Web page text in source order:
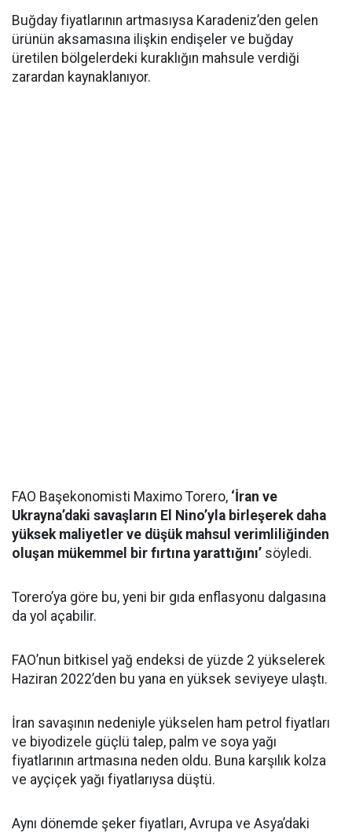
Buğday fiyatlarının artmasıysa Karadeniz’den gelen
ürünün aksamasına ilişkin endişeler ve buğday
üretilen bölgelerdeki kuraklığın mahsule verdiği
zarardan kaynaklanıyor.
FAO Başekonomisti Maximo Torero, ‘İran ve
Ukrayna’daki savaşların El Nino’yla birleşerek daha
yüksek maliyetler ve düşük mahsul verimliliğinden
oluşan mükemmel bir fırtına yarattığını’ söyledi.
Torero’ya göre bu, yeni bir gıda enflasyonu dalgasına
da yol açabilir.
FAO’nun bitkisel yağ endeksi de yüzde 2 yükselerek
Haziran 2022’den bu yana en yüksek seviyeye ulaştı.
İran savaşının nedeniyle yükselen ham petrol fiyatları
ve biyodizele güçlü talep, palm ve soya yağı
fiyatlarının artmasına neden oldu. Buna karşılık kolza
ve ayçiçek yağı fiyatlarıysa düştü.
Aynı dönemde şeker fiyatları, Avrupa ve Asya’daki